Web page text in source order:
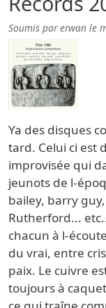
Soumis parerwan le
Ya des disques
tard. Celui ci est
improvisée qui
jeunots de l-
bailey, barry
Rutherford...
chacun à l-
du vrai, entre
paix. Le cuivre
toujours à